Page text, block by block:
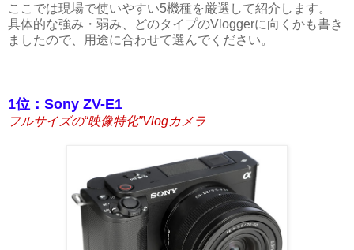
ここでは現場で使いやすい5機種を厳選して紹介します。
具体的な強み・弱み、どのタイプのVloggerに向くかも書き
ましたので、用途に合わせて選んでください。
1位：Sony ZV-E1
フルサイズの“映像特化”Vlogカメラ